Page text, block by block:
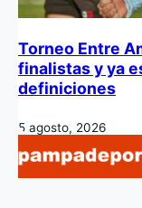
Torneo Entre
finalistas y ya
definiciones
5 agosto, 2026